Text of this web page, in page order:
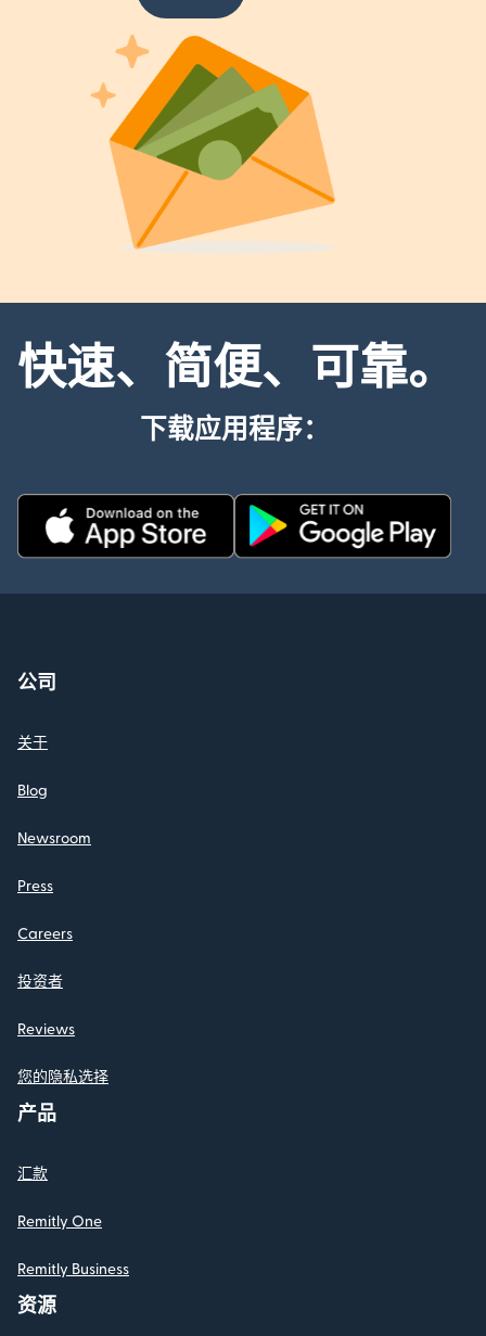
快速、简便、可靠。
下载应用程序：
公司
关于
Blog
Newsroom
Press
Careers
投资者
Reviews
您的隐私选择
产品
汇款
Remitly One
Remitly Business
资源